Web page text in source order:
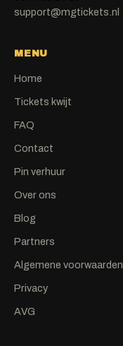
support@mgtickets.nl
MENU
Home
Tickets kwijt
FAQ
Contact
Pin verhuur
Over ons
Blog
Partners
Algemene voorwaarden
Privacy
AVG